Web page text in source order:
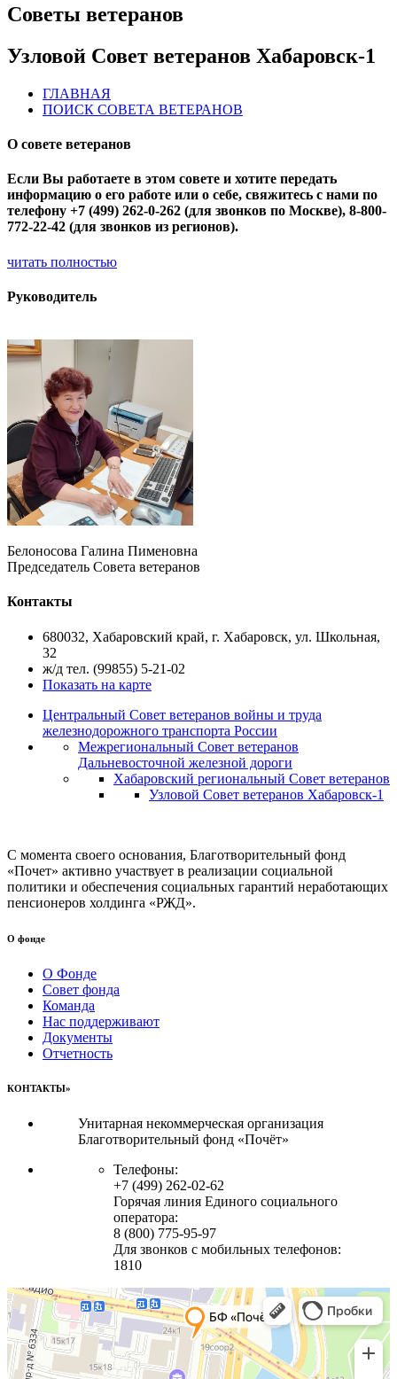
Советы ветеранов
Узловой Совет ветеранов Хабаровск-1
ГЛАВНАЯ
ПОИСК СОВЕТА ВЕТЕРАНОВ
О совете ветеранов
Если Вы работаете в этом совете и хотите передать
информацию о его работе или о себе, свяжитесь с нами по
телефону +7 (499) 262-0-262 (для звонков по Москве), 8-800-
772-22-42 (для звонков из регионов).
читать полностью
Руководитель
Белоносова Галина Пименовна
Председатель Совета ветеранов
Контакты
680032, Хабаровский край, г. Хабаровск, ул. Школьная,
32
ж/д тел. (99855) 5-21-02
Показать на карте
Центральный Совет ветеранов войны и труда
железнодорожного транспорта России
Межрегиональный Совет ветеранов
Дальневосточной железной дороги
Хабаровский региональный Совет ветеранов
Узловой Совет ветеранов Хабаровск-1
С момента своего основания, Благотворительный фонд
«Почет» активно участвует в реализации социальной
политики и обеспечения социальных гарантий неработающих
пенсионеров холдинга «РЖД».
О фонде
О Фонде
Совет фонда
Команда
Нас поддерживают
Документы
Отчетность
КОНТАКТЫ»
Унитарная некоммерческая организация
Благотворительный фонд «Почёт»
Телефоны:
+7 (499) 262-02-62
Горячая линия Единого социального
оператора:
8 (800) 775-95-97
Для звонков с мобильных телефонов:
1810